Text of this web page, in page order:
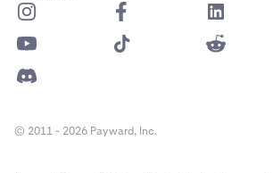
© 2011 - 2026 Payward, Inc.